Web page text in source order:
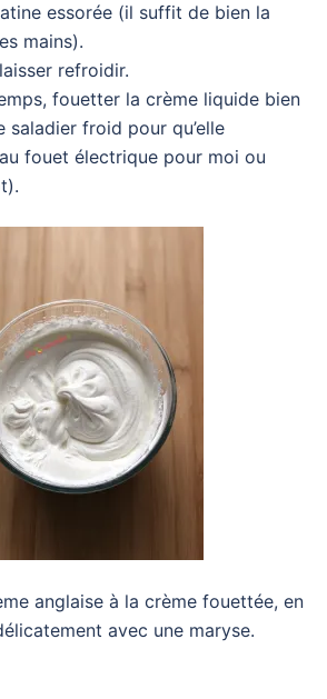
essorée (il suffit de bien la
mains).
refroidir.
fouetter la crème liquide bien
saladier froid pour qu’elle
fouet électrique pour moi ou
anglaise à la crème fouettée, en
avec une maryse.